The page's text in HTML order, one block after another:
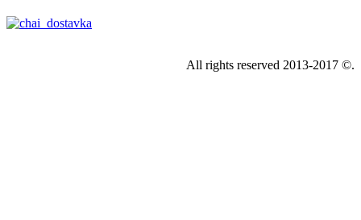
All rights reserved 2013-2017 ©.